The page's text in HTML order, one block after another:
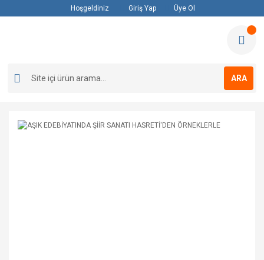
Hoşgeldiniz Giriş Yap Üye Ol
ARA